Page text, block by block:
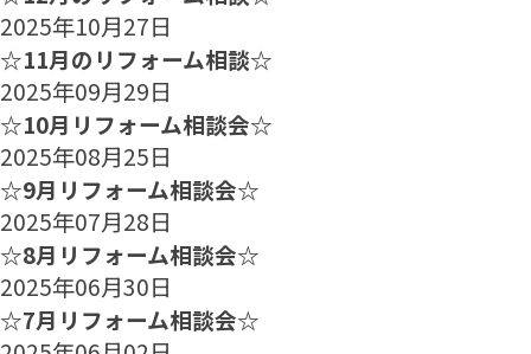
2025年10月27日
☆11月のリフォーム相談☆
2025年09月29日
☆10月リフォーム相談会☆
2025年08月25日
☆9月リフォーム相談会☆
2025年07月28日
☆8月リフォーム相談会☆
2025年06月30日
☆7月リフォーム相談会☆